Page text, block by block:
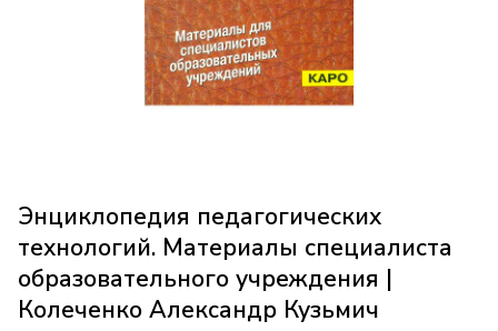
Энциклопедия педагогических
технологий. Материалы специалиста
образовательного учреждения |
Колеченко Александр Кузьмич